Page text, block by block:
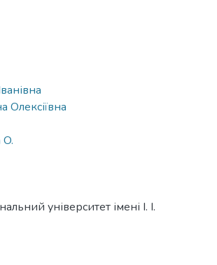
Олексіївна
університет імені І. І.